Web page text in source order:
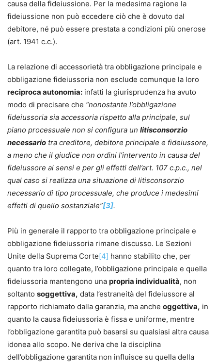
causa della fideiussione. Per la medesima ragione la
fideiussione non può eccedere ciò che è dovuto dal
debitore, né può essere prestata a condizioni più onerose
(art. 1941 c.c.).
La relazione di accessorietà tra obbligazione principale e
obbligazione fideiussoria non esclude comunque la loro
reciproca autonomia: infatti la giurisprudenza ha avuto
modo di precisare che “nonostante l’obbligazione
fideiussoria sia accessoria rispetto alla principale, sul
piano processuale non si configura un litisconsorzio
necessario tra creditore, debitore principale e fideiussore,
a meno che il giudice non ordini l’intervento in causa del
fideiussore ai sensi e per gli effetti dell’art. 107 c.p.c., nel
qual caso si realizza una situazione di litisconsorzio
necessario di tipo processuale, che produce i medesimi
effetti di quello sostanziale”[3].
Più in generale il rapporto tra obbligazione principale e
obbligazione fideiussoria rimane discusso. Le Sezioni
Unite della Suprema Corte[4] hanno stabilito che, per
quanto tra loro collegate, l’obbligazione principale e quella
fideiussoria mantengono una propria individualità, non
soltanto soggettiva, data l’estraneità del fideiussore al
rapporto richiamato dalla garanzia, ma anche oggettiva, in
quanto la causa fideiussoria è fissa e uniforme, mentre
l’obbligazione garantita può basarsi su qualsiasi altra causa
idonea allo scopo. Ne deriva che la disciplina
dell’obbligazione garantita non influisce su quella della